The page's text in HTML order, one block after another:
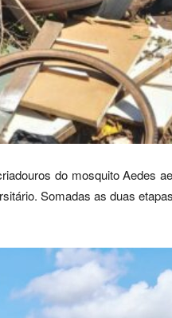
do mosquito Aedes
Somadas as duas